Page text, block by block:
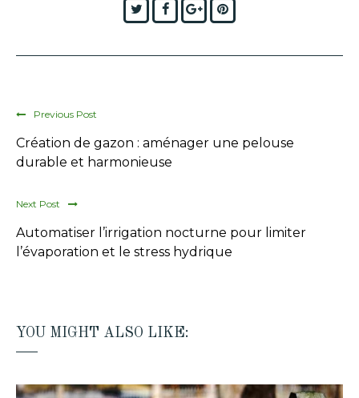
TwitterFacebook
Google+Pinterest
Previous Post
Création de gazon : aménager une pelouse
durable et harmonieuse
Next Post
Automatiser l’irrigation nocturne pour limiter
l’évaporation et le stress hydrique
YOU MIGHT ALSO LIKE: